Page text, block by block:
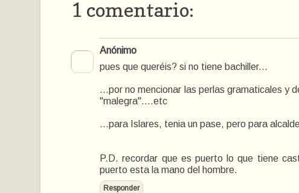
1 comentario:
Anónimo
pues que queréis? si no tiene bachiller...
...por no mencionar las perlas gramaticales y
"malegra"....etc
...para Islares, tenia un pase, pero para
P.D. recordar que es puerto lo que tiene
puerto esta la mano del hombre.
Responder